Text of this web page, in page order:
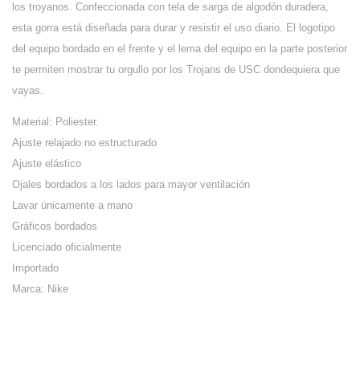
los troyanos. Confeccionada con tela de sarga de algodón duradera,
esta gorra está diseñada para durar y resistir el uso diario. El logotipo
del equipo bordado en el frente y el lema del equipo en la parte posterior
te permiten mostrar tu orgullo por los Trojans de USC dondequiera que
vayas.
Material: Poliester.
Ajuste relajado no estructurado
Ajuste elástico
Ojales bordados a los lados para mayor ventilación
Lavar únicamente a mano
Gráficos bordados
Licenciado oficialmente
Importado
Marca: Nike